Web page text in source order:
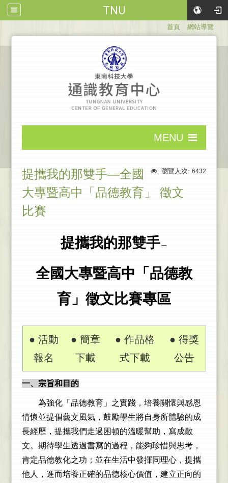
TNU
首頁 網站導覽
MENU
瀏覽人次: 6432
提攜我的那雙手―全國
大專暨高中「品德教育」 徵文
比賽
提攜我的那雙手―
全國大專暨高中「品德教
育」徵文比賽專區
● 活動
報名
● 簡章
下載
● 作品格
式下載
● 得獎
公告
一、宗旨和目的
為強化「品德教育」之實踐，培養關懷與感恩
情懷並提倡藝文風氣，鼓勵學生將自身所體驗的成
長經歷，提攜我們走過困頓的溫暖幫助，寫成散
文。期待學生透過書寫的過程，能夠珍惜與思考，
肯定品德教化之功；並在生活中發揮同理心，提攜
他人，進而培養正確的品德核心價值，建立正向的